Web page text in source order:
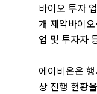
바이오 투자
개 제약바이
업 및 투자자
에이비온은
상 진행 현황